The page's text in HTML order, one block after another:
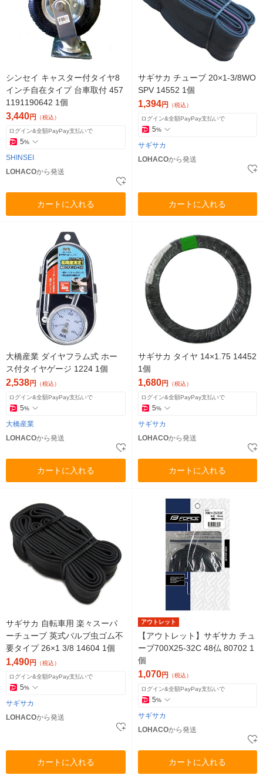
シンセイ キャスター付タイヤ8
インチ自在タイプ 台車取付 457
1191190642 1個
3,440円 （税込）
ログイン&全額PayPay支払いで
5%
SHINSEI
LOHACOから発送
カートに入れる
サギサカ チューブ 20×1-3/8WO
SPV 14552 1個
1,394円 （税込）
ログイン&全額PayPay支払いで
5%
サギサカ
LOHACOから発送
カートに入れる
大橋産業 ダイヤフラム式 ホー
ス付タイヤゲージ 1224 1個
2,538円 （税込）
ログイン&全額PayPay支払いで
5%
大橋産業
LOHACOから発送
カートに入れる
サギサカ タイヤ 14×1.75 14452
1個
1,680円 （税込）
ログイン&全額PayPay支払いで
5%
サギサカ
LOHACOから発送
カートに入れる
サギサカ 自転車用 楽々スーパ
ーチューブ 英式バルブ虫ゴム不
要タイプ 26×1 3/8 14604 1個
1,490円 （税込）
ログイン&全額PayPay支払いで
5%
サギサカ
LOHACOから発送
カートに入れる
アウトレット
【アウトレット】サギサカ チュ
ーブ700X25-32C 48仏 80702 1
個
1,070円 （税込）
ログイン&全額PayPay支払いで
5%
サギサカ
LOHACOから発送
カートに入れる